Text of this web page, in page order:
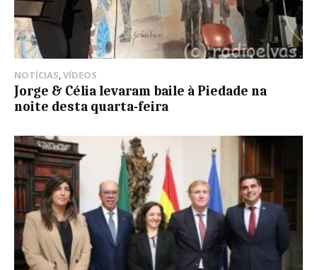
NOTÍCIAS VÍDEOS
Jorge & Célia levaram baile à Piedade na
noite desta quarta-feira